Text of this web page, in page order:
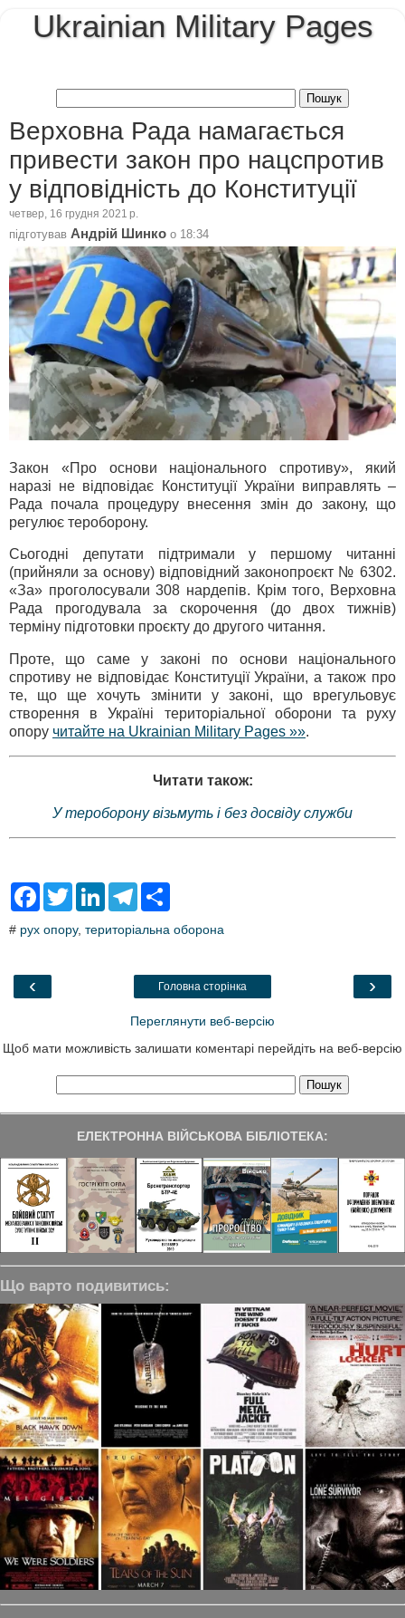
Ukrainian Military Pages
Верховна Рада намагається
привести закон про нацспротив
у відповідність до Конституції
четвер, 16 грудня 2021 р.
підготував Андрій Шинко о 18:34
Закон «Про основи національного спротиву», який
наразі не відповідає Конституції України виправлять –
Рада почала процедуру внесення змін до закону, що
регулює тероборону.
Сьогодні депутати підтримали у першому читанні
(прийняли за основу) відповідний законопроєкт № 6302.
«За» проголосували 308 нардепів. Крім того, Верховна
Рада прогодувала за скорочення (до двох тижнів)
терміну підготовки проєкту до другого читання.
Проте, що саме у законі по основи національного
спротиву не відповідає Конституції України, а також про
те, що ще хочуть змінити у законі, що врегульовує
створення в Україні територіальної оборони та руху
опору читайте на Ukrainian Military Pages »».
Читати також:
У тероборону візьмуть і без досвіду служби
F
e
o
T
t
L
k
T
e
a
r
# рух опору, територіальна оборона
‹ ›
Головна сторінка
Переглянути веб-версію
Щоб мати можливість залишати коментарі перейдіть на веб-версію
ЕЛЕКТРОННА ВІЙСЬКОВА БІБЛІОТЕКА:
Що варто подивитись: